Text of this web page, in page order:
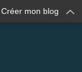
Créer mon blog